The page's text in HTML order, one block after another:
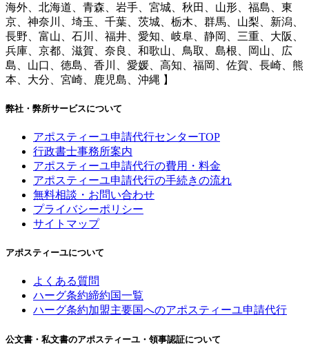
海外、北海道、青森、岩手、宮城、秋田、山形、福島、東
京、神奈川、埼玉、千葉、茨城、栃木、群馬、山梨、新潟、
長野、富山、石川、福井、愛知、岐阜、静岡、三重、大阪、
兵庫、京都、滋賀、奈良、和歌山、鳥取、島根、岡山、広
島、山口、徳島、香川、愛媛、高知、福岡、佐賀、長崎、熊
本、大分、宮崎、鹿児島、沖縄 】
弊社・弊所サービスについて
アポスティーユ申請代行センターTOP
行政書士事務所案内
アポスティーユ申請代行の費用・料金
アポスティーユ申請代行の手続きの流れ
無料相談・お問い合わせ
プライバシーポリシー
サイトマップ
アポスティーユについて
よくある質問
ハーグ条約締約国一覧
ハーグ条約加盟主要国へのアポスティーユ申請代行
公文書・私文書のアポスティーユ・領事認証について